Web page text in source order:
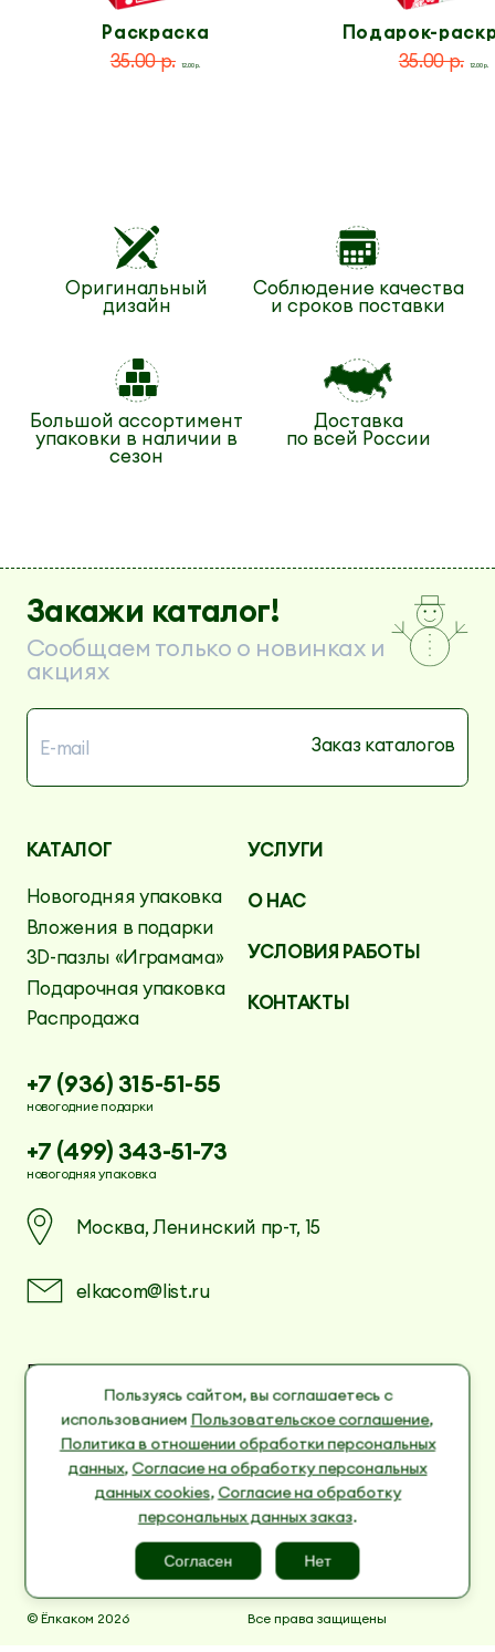
Пользуясь сайтом, вы соглашаетесь с
использованием Пользовательское соглашение,
Политика в отношении обработки персональных
данных,Согласие на обработку персональных
данных cookies,Согласие на обработку
персональных данных заказ.
Согласен Нет
Раскраска
по номерам
35.00 р. 12.00 р.
Подарок-
35.00 р.
12.00 р.
Оригинальный
дизайн
Соблюдение качества
и сроков поставки
Большой ассортимент
упаковки в наличии в
сезон
Доставка
по всей России
Закажи каталог!
Сообщаем только о новинках и
акциях
КАТАЛОГ
Новогодняя упаковка
Вложения в подарки
3D-пазлы «Играмама»
Подарочная упаковка
Распродажа
УСЛУГИ
О НАС
УСЛОВИЯ РАБОТЫ
КОНТАКТЫ
+7 (936) 315-51-55
новогодние подарки
+7 (499) 343-51-73
новогодняя упаковка
Москва, Ленинский пр-т, 15
elkacom@list.ru
Пользовательское соглашение
Политика в отношении обработки
персональных данных
Согласие на обработку персональных данных
cookies
Согласие на обработку персональных данных
© Ёлкаком 2026 Все права защищены